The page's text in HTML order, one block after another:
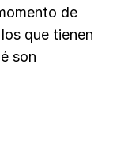
de
que tienen
son